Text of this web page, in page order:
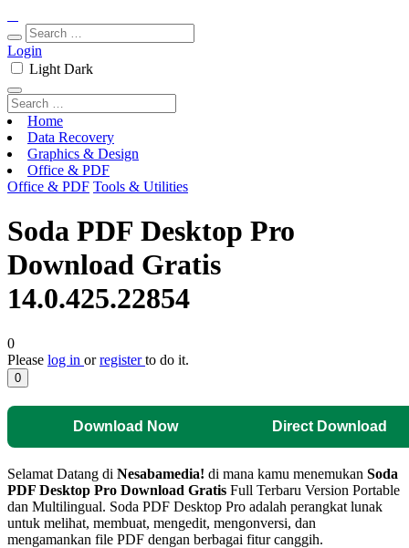
Login
Light Dark
Home
Data Recovery
Graphics & Design
Office & PDF
Office & PDF Tools & Utilities
Soda PDF Desktop Pro
Download Gratis
14.0.425.22854
0
Please log in orregisterto do it.
0
Download Now Direct Download
Selamat Datang di Nesabamedia! di mana kamu menemukan Soda
PDF Desktop Pro Download Gratis Full Terbaru Version Portable
dan Multilingual. Soda PDF Desktop Pro adalah perangkat lunak
untuk melihat, membuat, mengedit, mengonversi, dan
mengamankan file PDF dengan berbagai fitur canggih.